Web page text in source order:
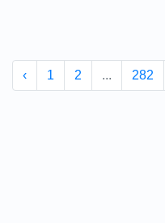
‹ 1 2 ... 282